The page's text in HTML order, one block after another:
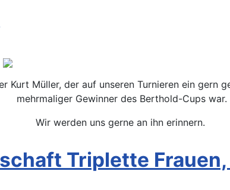
Kurt Müller, der auf unseren Turnieren ein gern
mehrmaliger Gewinner des Berthold-Cups war.
Wir werden uns gerne an ihn erinnern.
Triplette